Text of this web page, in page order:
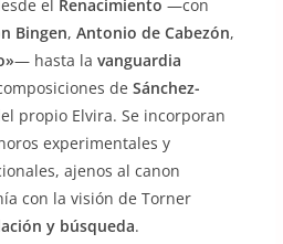
el Renacimiento —con
Bingen, Antonio de Cabezón,
— hasta la vanguardia
de Sánchez-
propio Elvira. Se incorporan
experimentales y
ajenos al canon
con la visión de Torner
y búsqueda.